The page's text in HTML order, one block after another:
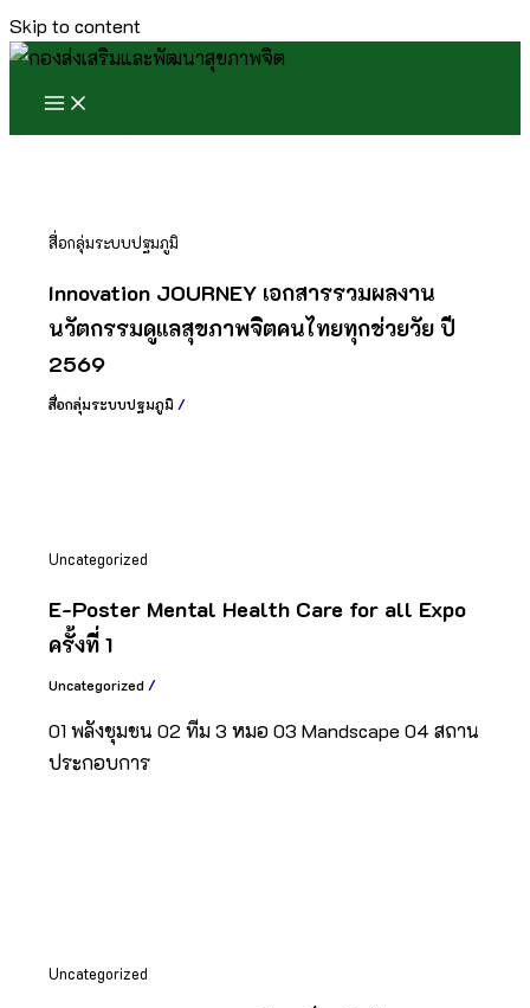
Skip to content
สื่อกลุ่มระบบปฐมภูมิ
Innovation JOURNEY เอกสารรวมผลงาน
นวัตกรรมดูแลสุขภาพจิตคนไทยทุกช่วยวัย ปี
2569
สื่อกลุ่มระบบปฐมภูมิ /
Uncategorized
E-Poster Mental Health Care for all Expo
ครั้งที่ 1
Uncategorized /
01 พลังชุมชน 02 ทีม 3 หมอ 03 Mandscape 04 สถาน
ประกอบการ
Uncategorized